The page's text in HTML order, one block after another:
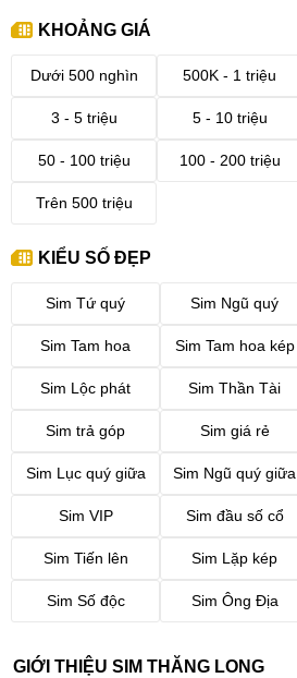
KHOẢNG GIÁ
Dưới 500 nghìn 500K - 1 triệu
3 - 5 triệu 5 - 10 triệu
50 - 100 triệu 100 - 200 triệu
Trên 500 triệu
KIỂU SỐ ĐẸP
Sim Tứ quý Sim Ngũ quý
Sim Tam hoa Sim Tam hoa kép
Sim Lộc phát Sim Thần Tài
Sim trả góp Sim giá rẻ
Sim Lục quý giữa Sim Ngũ quý giữa
Sim VIP Sim đầu số cổ
Sim Tiến lên Sim Lặp kép
Sim Số độc Sim Ông Địa
GIỚI THIỆU SIM THĂNG LONG